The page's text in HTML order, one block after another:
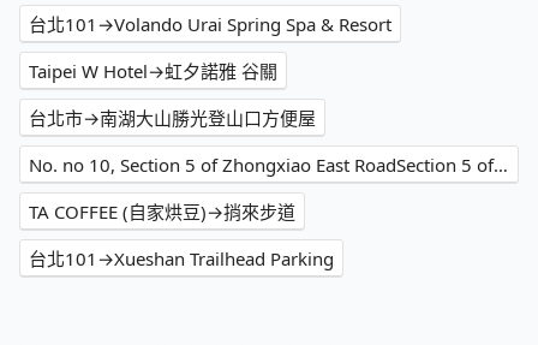
台北101→Volando Urai Spring Spa & Resort
Taipei W Hotel→虹夕諾雅 谷關
台北市→南湖大山勝光登山口方便屋
No. no 10, Section 5 of Zhongxiao East RoadSection 5 of Zhongxiao East Road→虹夕諾雅 谷關
TA COFFEE (自家烘豆)→捎來步道
台北101→Xueshan Trailhead Parking